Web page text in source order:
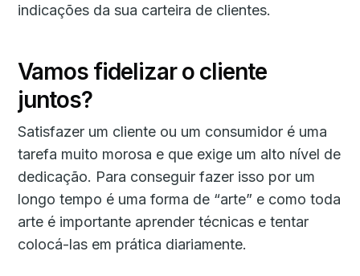
indicações da sua carteira de clientes.
Vamos fidelizar o cliente
juntos?
Satisfazer um cliente ou um consumidor é uma
tarefa muito morosa e que exige um alto nível de
dedicação. Para conseguir fazer isso por um
longo tempo é uma forma de “arte” e como toda
arte é importante aprender técnicas e tentar
colocá-las em prática diariamente.